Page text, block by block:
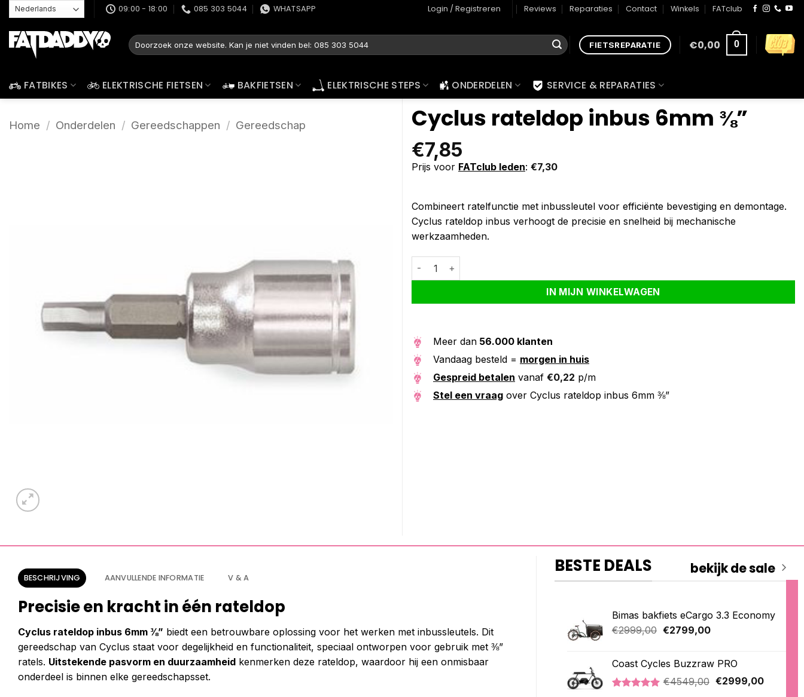
naar
inhoud
09:00 - 18:00 085 303 5044 WHATSAPP Login / Registreren Reviews Reparaties Contact Winkels FATclub
Zoeken
naar:
FIETSREPARATIE €0,00 0
FATBIKES ELEKTRISCHE FIETSEN BAKFIETSEN ELEKTRISCHE STEPS ONDERDELEN SERVICE & REPARATIES
Home / Onderdelen / Gereedschappen / Gereedschap Cyclus rateldop inbus 6mm ⅜”
€7,85
Prijs voor FATclub leden: €7,30
Combineert ratelfunctie met inbussleutel voor efficiënte bevestiging en demontage.
Cyclus rateldop inbus verhoogt de precisie en snelheid bij mechanische
werkzaamheden.
Cyclus rateldop inbus 6mm ⅜" aantal
IN MIJN WINKELWAGEN
Alternative:
Meer dan 56.000 klanten
Vandaag besteld = morgen in huis
Gespreid betalen vanaf €0,22 p/m
Stel een vraag over Cyclus rateldop inbus 6mm ⅜”
BESCHRIJVING AANVULLENDE INFORMATIE V & A
Precisie en kracht in één rateldop
Cyclus rateldop inbus 6mm ⅜” biedt een betrouwbare oplossing voor het werken met inbussleutels. Dit
gereedschap van Cyclus staat voor degelijkheid en functionaliteit, speciaal ontworpen voor gebruik met ⅜”
ratels. Uitstekende pasvorm en duurzaamheid kenmerken deze rateldop, waardoor hij een onmisbaar
onderdeel is binnen elke gereedschapsset.
BESTE DEALS bekijk de sale
Bimas bakfiets eCargo 3.3 Economy
€2999,00 Oorspronkelijke
€2999,00.
€2799,00Huidige
€2799,00.
Coast Cycles Buzzraw PRO
€4549,00 Oorspronkelijke
€2999,00Huidige